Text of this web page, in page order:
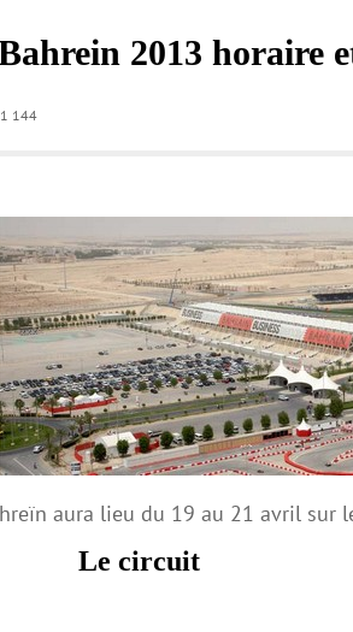
2013 horaire
1 144
aura lieu du 19 au 21 avril sur
Le circuit